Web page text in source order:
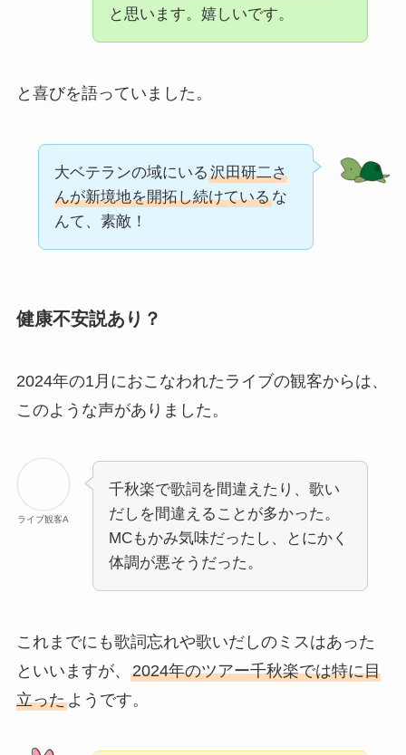
と思います。嬉しいです。
と喜びを語っていました。
大ベテランの域にいる 沢田研二さ
んが新境地を開拓し続けているな
んて、素敵！
健康不安説あり？
2024年の1月におこなわれたライブの観客からは、
このような声がありました。
ライブ観客A
千秋楽で歌詞を間違えたり、歌い
だしを間違えることが多かった。
MCもかみ気味だったし、とにかく
体調が悪そうだった。
これまでにも歌詞忘れや歌いだしのミスはあった
といいますが、 2024年のツアー千秋楽では特に目
立ったようです。